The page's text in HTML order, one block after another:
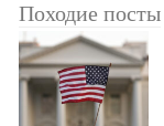
Походие посты